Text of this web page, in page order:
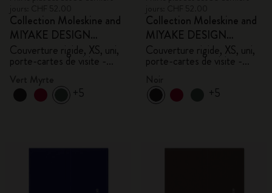
Collection Moleskine and
MIYAKE DESIGN
STUDIO en Édition
Limitée
Couverture rigide, XS, uni,
porte-cartes de visite -
avec boîte
+5
Collection Moleskine and
MIYAKE DESIGN
STUDIO en Édition
Limitée
Couverture rigide, XS, uni,
porte-cartes de visite -
avec boîte
+5